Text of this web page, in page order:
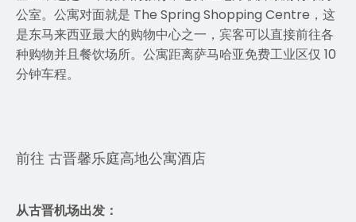
公室。公寓对面就是 The Spring Shopping Centre，这
是东马来西亚最大的购物中心之一，宾客可以直接前往各
种购物并且餐饮场所。公寓距离萨马哈亚免费工业区仅 10
分钟车程。
前往 古晋馨乐庭高地公寓酒店
从古晋机场出发：